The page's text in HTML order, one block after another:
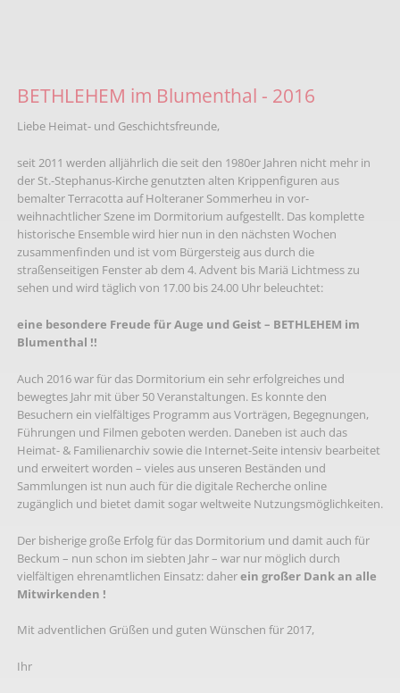
BETHLEHEM im Blumenthal - 2016
Liebe Heimat- und Geschichtsfreunde,
seit 2011 werden alljährlich die seit den 1980er Jahren nicht mehr in
der St.-Stephanus-Kirche genutzten alten Krippenfiguren aus
bemalter Terracotta auf Holteraner Sommerheu in vor-
weihnachtlicher Szene im Dormitorium aufgestellt. Das komplette
historische Ensemble wird hier nun in den nächsten Wochen
zusammenfinden und ist vom Bürgersteig aus durch die
straßenseitigen Fenster ab dem 4. Advent bis Mariä Lichtmess zu
sehen und wird täglich von 17.00 bis 24.00 Uhr beleuchtet:
eine besondere Freude für Auge und Geist – BETHLEHEM im
Blumenthal !!
Auch 2016 war für das Dormitorium ein sehr erfolgreiches und
bewegtes Jahr mit über 50 Veranstaltungen. Es konnte den
Besuchern ein vielfältiges Programm aus Vorträgen, Begegnungen,
Führungen und Filmen geboten werden. Daneben ist auch das
Heimat- & Familienarchiv sowie die Internet-Seite intensiv bearbeitet
und erweitert worden – vieles aus unseren Beständen und
Sammlungen ist nun auch für die digitale Recherche online
zugänglich und bietet damit sogar weltweite Nutzungsmöglichkeiten.
Der bisherige große Erfolg für das Dormitorium und damit auch für
Beckum – nun schon im siebten Jahr – war nur möglich durch
vielfältigen ehrenamtlichen Einsatz: daherein großer Dank an alle
Mitwirkenden !
Mit adventlichen Grüßen und guten Wünschen für 2017,
Ihr